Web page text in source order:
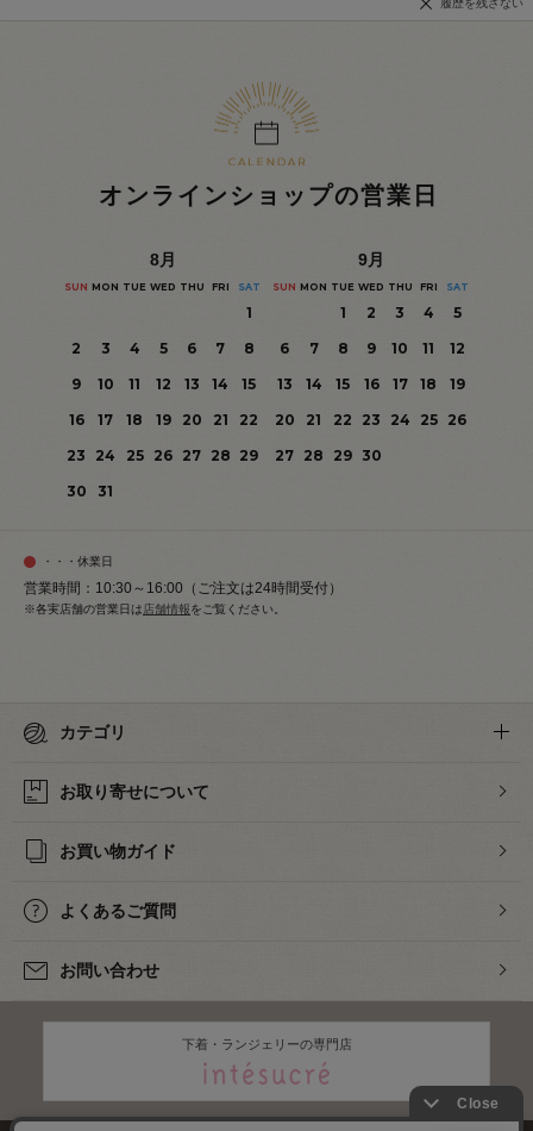
履歴を残さない
オンラインショップの営業日
8月
SUN MON TUE WED THU FRI SAT
1
2
3 4 5 6 7
8
9
10 11 12 13 14
15
16
17 18 19 20 21
22
23
24 25 26 27 28 29
30
31
9月
SUN MON TUE WED THU FRI SAT
1 2 3 4
5
6
7 8 9 10 11
12
13
14 15 16 17 18
19
20
21 22 23 24 25
26
27 28 29 30
・・・休業日
営業時間：10:30～16:00（ご注文は24時間受付）
※各実店舗の営業日は 店舗情報をご覧ください。
カテゴリ
お取り寄せについて
お買い物ガイド
よくあるご質問
お問い合わせ
下着・ランジェリーの専門店